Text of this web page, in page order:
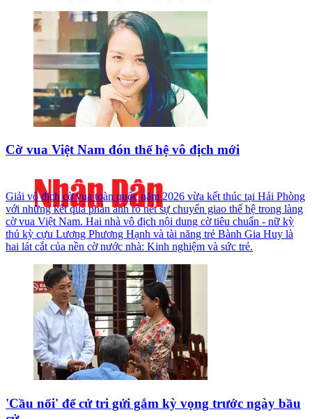
Cờ vua Việt Nam đón thế hệ vô địch mới
Giải vô địch cờ vua toàn quốc năm 2026 vừa kết thúc tại Hải Phòng
với những kết quả phản ánh rõ nét sự chuyển giao thế hệ trong làng
cờ vua Việt Nam. Hai nhà vô địch nội dung cờ tiêu chuẩn - nữ kỳ
thủ kỳ cựu Lương Phương Hạnh và tài năng trẻ Bành Gia Huy là
hai lát cắt của nền cờ nước nhà: Kinh nghiệm và sức trẻ.
'Cầu nối' để cử tri gửi gắm kỳ vọng trước ngày bầu